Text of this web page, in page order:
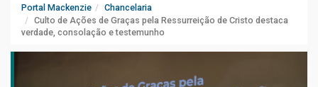
Portal Mackenzie
Chancelaria
Culto de Ações de Graças pela Ressurreição de Cristo destaca
verdade, consolação e testemunho